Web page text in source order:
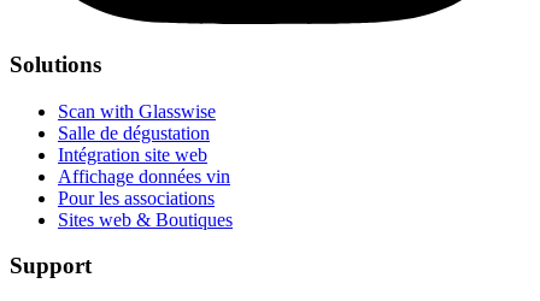
Solutions
Scan with Glasswise
Salle de dégustation
Intégration site web
Affichage données vin
Pour les associations
Sites web & Boutiques
Support